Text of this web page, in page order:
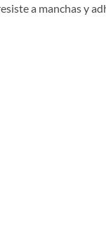
a manchas y